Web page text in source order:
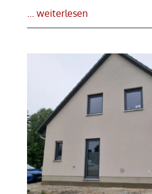
... weiterlesen